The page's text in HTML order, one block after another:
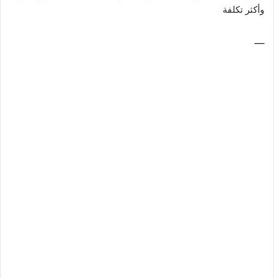
وأكثر تكلفة
ــــ